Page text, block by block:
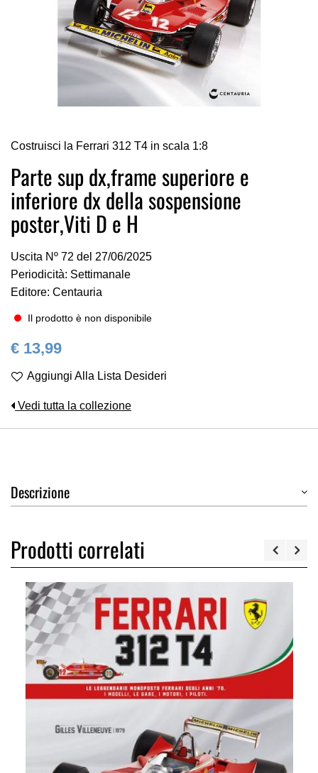
all'inizio
della
galleria
di
immagini
Costruisci la Ferrari 312 T4 in scala 1:8
Parte sup dx,frame superiore e
inferiore dx della sospensione
poster,Viti D e H
Uscita Nº 72 del 27/06/2025
Periodicità: Settimanale
Editore: Centauria
Il prodotto è non disponibile
€ 13,99
Aggiungi Alla Lista Desideri
Vedi tutta la collezione
Descrizione
Prodotti correlati